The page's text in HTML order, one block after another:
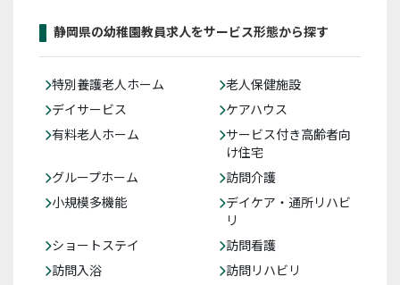
静岡県の幼稚園教員求人をサービス形態から探す
特別養護老人ホーム
老人保健施設
デイサービス
ケアハウス
有料老人ホーム
サービス付き高齢者向
け住宅
グループホーム
訪問介護
小規模多機能
デイケア・通所リハビ
リ
ショートステイ
訪問看護
訪問入浴
訪問リハビリ